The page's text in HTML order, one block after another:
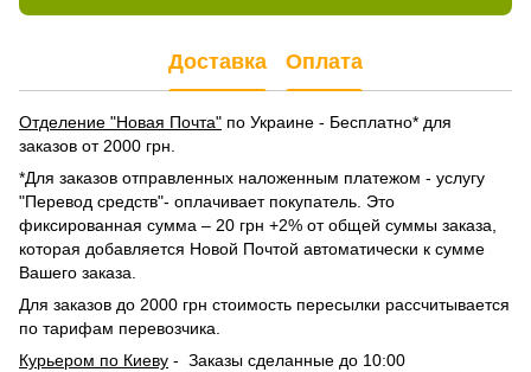
Доставка Оплата
Отделение "Новая Почта" по Украине - Бесплатно* для
заказов от 2000 грн.
*Для заказов отправленных наложенным платежом - услугу
"Перевод средств"- оплачивает покупатель. Это
фиксированная сумма – 20 грн +2% от общей суммы заказа,
которая добавляется Новой Почтой автоматически к сумме
Вашего заказа.
Для заказов до 2000 грн стоимость пересылки рассчитывается
по тарифам перевозчика.
Курьером по Киеву - Заказы сделанные до 10:00